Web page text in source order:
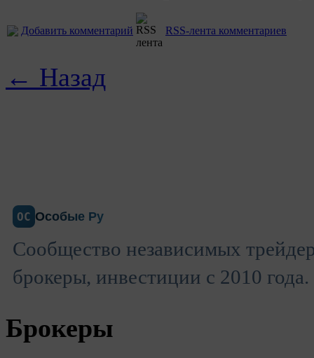
Добавить комментарий RSS-лента комментариев
← Назад
ОС Особые Ру
Сообщество независимых
брокеры, инвестиции с 2010 года.
Брокеры